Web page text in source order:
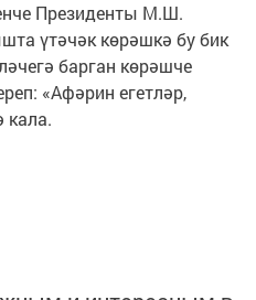
Президенты М.Ш.
үтәчәк көрәшкә бу бик
барган көрәшче
«Афәрин егетләр,
кала.